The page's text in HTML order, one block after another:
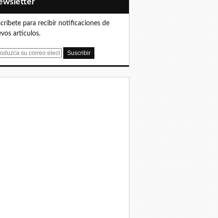
para recibir notificaciones de
artículos.